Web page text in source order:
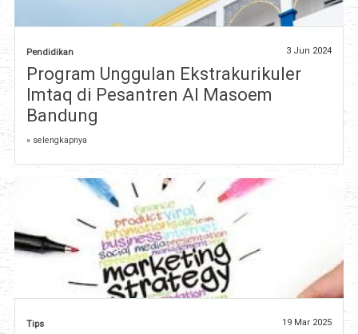
Pendidikan 3 Jun 2024
Program Unggulan Ekstrakurikuler
Imtaq di Pesantren Al Masoem
Bandung
» selengkapnya
Tips 19 Mar 2025